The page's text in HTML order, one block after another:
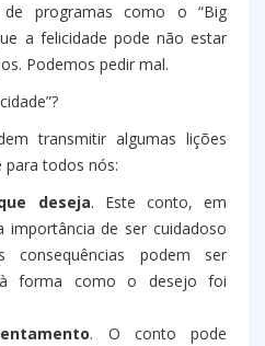
programas como o “Big
a felicidade pode não estar
Podemos pedir mal.
transmitir algumas lições
para todos nós:
deseja. Este conto, em
importância de ser cuidadoso
podem ser
à forma como o desejo foi
. O conto pode